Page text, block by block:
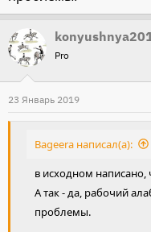
Pro
23 Январь 2019
Bageera написал(а):
в исходном написано,
А так - да, рабочий
проблемы.